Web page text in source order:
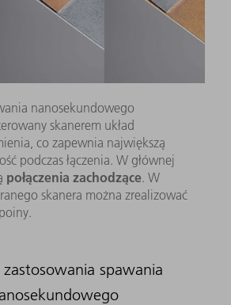
nanosekundowego
skanerem układ
co zapewnia największą
podczas łączenia. W głównej
połączenia zachodzące. W
skanera można zrealizować
zastosowania spawania